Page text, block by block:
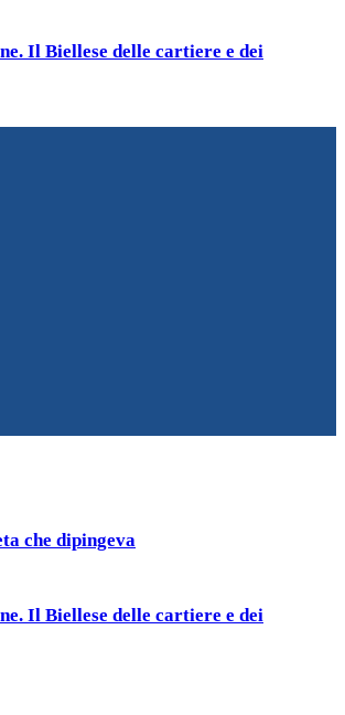
Il Biellese delle cartiere e dei
che dipingeva
Il Biellese delle cartiere e dei